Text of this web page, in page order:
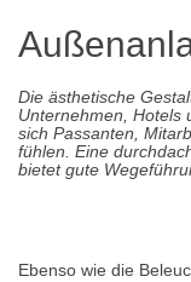
Die ästhetische
Unternehmen, Hotels
sich Passanten,
fühlen. Eine
bietet gute
Ebenso wie die